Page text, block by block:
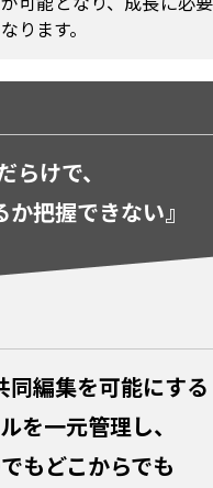
なります。
らけで、
か把握できない』
同編集を可能にする
を一元管理し、
もどこからでも